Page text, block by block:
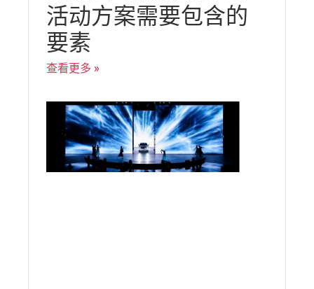
活动方案需要包含的
要素
查看更多 »